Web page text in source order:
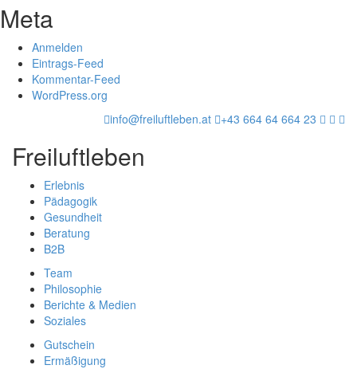
Meta
Anmelden
Eintrags-Feed
Kommentar-Feed
WordPress.org
info@freiluftleben.at
+43 664 64 664 23
Freiluftleben
Erlebnis
Pädagogik
Gesundheit
Beratung
B2B
Team
Philosophie
Berichte & Medien
Soziales
Gutschein
Ermäßigung